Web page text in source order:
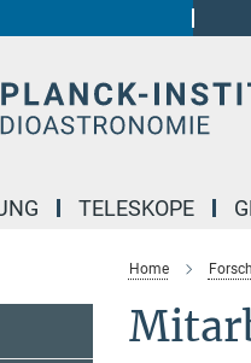
TELESKOPE
Home